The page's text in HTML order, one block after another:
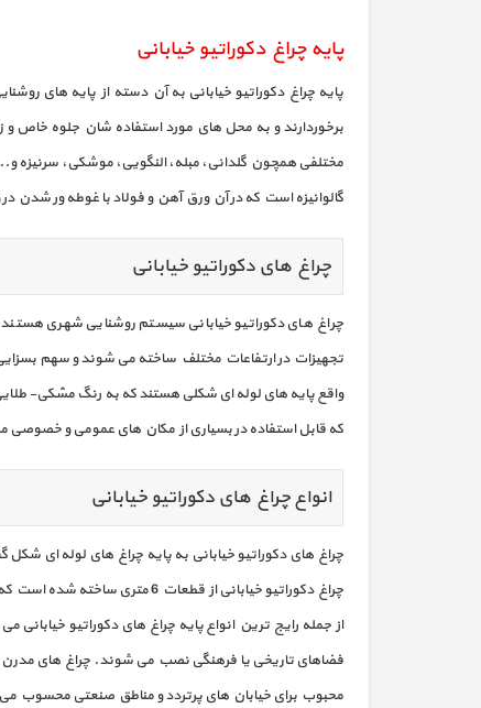
پایه چراغ دکوراتیو خیابانی
پایه چراغ دکوراتیو خیابانی به آن دسته از پایه های
مختلفی همچون گلدانی، مبله، النگویی، موشکی، سرنیزه
گالوانیزه است که در آن ورق آهن و فولاد با غوطه ور
چراغ های دکوراتیو خیابانی
چراغ های دکوراتیو خیابانی سیستم روشنایی شهری
تجهیزات در ارتفاعات مختلف ساخته می شوند و سهم بسزایی
واقع پایه های لوله ای شکلی هستند که به رنگ مشکی-
که قابل استفاده در بسیاری از مکان های عمومی و خصوصی می باشند.
انواع چراغ های دکوراتیو خیابانی
چراغ های دکوراتیو خیابانی به پایه چراغ های لوله ای
چراغ دکوراتیو خیابانی از قطعات 6 متری ساخته شده است که به صورت تلسکوپی به داخل یکدیگر می روند و توسط دستگاه جوش به یکدیگر متصل می شوند.
محبوب برای خیابان‌ های پرتردد و مناطق صنعتی محسوب